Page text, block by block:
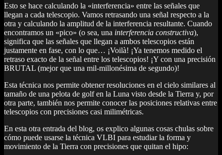
Esto se hace calculando la «interferencia» entre las señales que
llegan a cada telescopio. Vamos retrasando una señal respecto a la
otra y calculando la amplitud de la interferencia resultante. Cuando
encontramos un «pico» (o sea, una interferencia constructiva),
significa que las señales que llegan a ambos telescopios están
justamente en fase, con lo que… ¡Voilà! ¡Ya tenemos medido el
retraso exacto de la señal entre los telescopios! ¡Y con una precisión
BRUTAL (mejor que una mil-millonésima de segundo)!
Esta técnica nos permite obtener resoluciones en el cielo similares al
tamaño de una pelota de golf en la Luna visto desde la Tierra y, por
otra parte, también nos permite conocer las posiciones relativas entre
telescopios con precisiones casi milimétricas.
En esta otra entrada del blog, os explico algunas cosas chulas sobre
cómo puede usarse la técnica VLBI para estudiar la forma y
movimiento de la Tierra con precisiones que quitan el hipo: